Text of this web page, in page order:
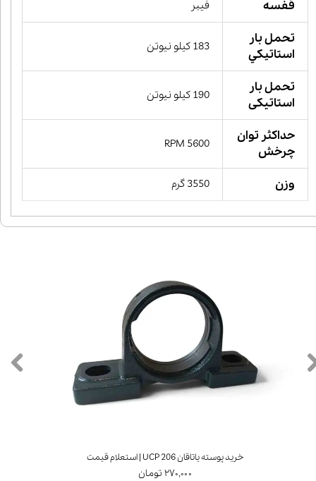
قفسه فیبر
تحمل بار
استاتيكي
183 کیلو نیوتن
تحمل بار
استاتیکی
190 کیلو نیوتن
حداکثر توان
چرخش
5600 RPM
وزن 3550 گرم
خرید پوسته یاتاقان UCP 206 | استعلام قیمت
۲۷۰,۰۰۰ تومان